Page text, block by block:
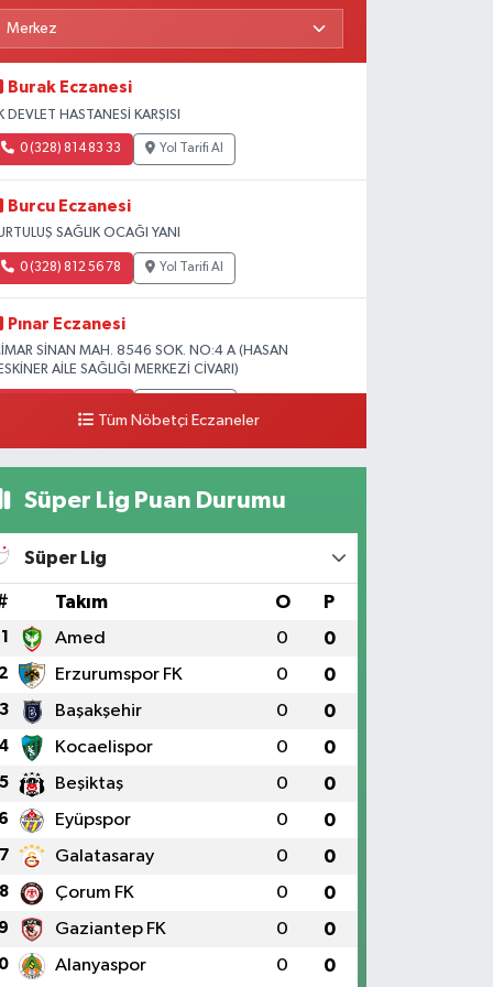
Burak Eczanesi
DEVLET HASTANESİ KARŞISI
0 (328) 814 83 33 Yol Tarifi Al
Burcu Eczanesi
SAĞLIK OCAĞI YANI
0 (328) 812 56 78 Yol Tarifi Al
Pınar Eczanesi
SİNAN MAH. 8546 SOK. NO:4 A (HASAN
AİLE SAĞLIĞI MERKEZİ CİVARI)
Tüm Nöbetçi Eczaneler
Süper Lig Puan Durumu
Süper Lig
Takım O P
1 Amed 0 0
2 Erzurumspor FK 0 0
3 Başakşehir 0 0
4 Kocaelispor 0 0
5 Beşiktaş 0 0
6 Eyüpspor 0 0
7 Galatasaray 0 0
8 Çorum FK 0 0
9 Gaziantep FK 0 0
Alanyaspor 0 0